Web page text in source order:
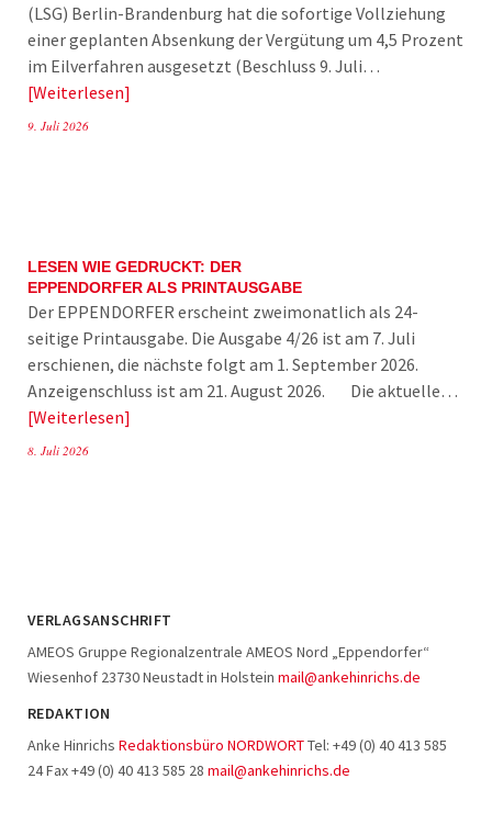
(LSG) Berlin-Brandenburg hat die sofortige Vollziehung
einer geplanten Absenkung der Vergütung um 4,5 Prozent
im Eilverfahren ausgesetzt (Beschluss 9. Juli…
Weiterlesen
9. Juli 2026
LESEN WIE GEDRUCKT: DER
EPPENDORFER ALS PRINTAUSGABE
Der EPPENDORFER erscheint zweimonatlich als 24-
seitige Printausgabe. Die Ausgabe 4/26 ist am 7. Juli
erschienen, die nächste folgt am 1. September 2026.
Anzeigenschluss ist am 21. August 2026. Die aktuelle…
Weiterlesen
8. Juli 2026
VERLAGSANSCHRIFT
AMEOS Gruppe Regionalzentrale AMEOS Nord „Eppendorfer“
Wiesenhof 23730 Neustadt in Holstein mail@ankehinrichs.de
REDAKTION
Anke Hinrichs Redaktionsbüro NORDWORTTel: +49 (0) 40 413 585
24 Fax +49 (0) 40 413 585 28 mail@ankehinrichs.de